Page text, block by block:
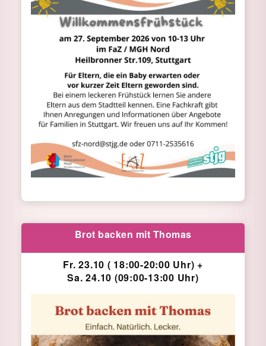
Brot backen mit Thomas
Fr. 23.10 ( 18:00-20:00 Uhr) +
Sa. 24.10 (09:00-13:00 Uhr)